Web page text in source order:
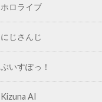
ホロライブ
にじさんじ
ぶいすぽっ！
Kizuna AI